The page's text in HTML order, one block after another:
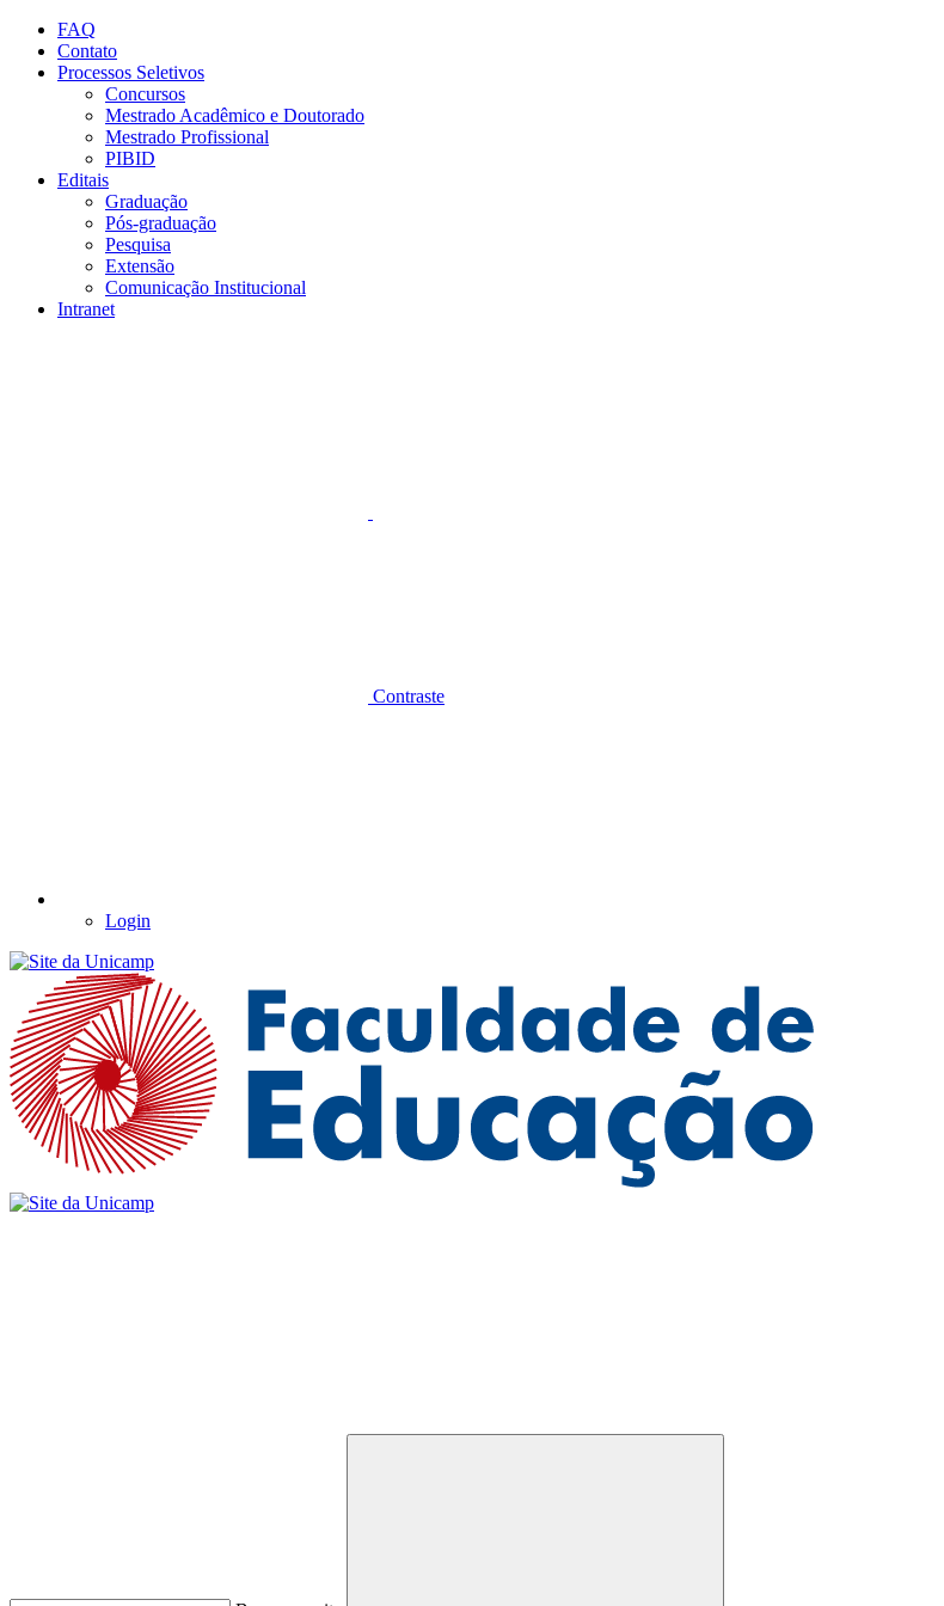
Conteúdo principal
FAQ
Contato
Processos Seletivos
Concursos
Mestrado Acadêmico e Doutorado
Mestrado Profissional
PIBID
Editais
Graduação
Pós-graduação
Pesquisa
Extensão
Comunicação Institucional
Intranet
Contraste
Login